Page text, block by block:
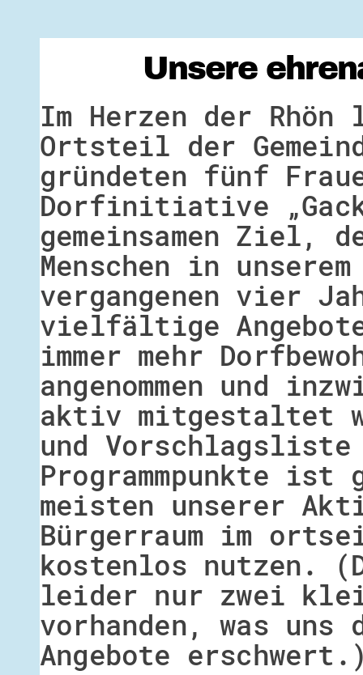
Unsere
Im Herzen der
Ortsteil der
gründeten fünf
Dorfinitiative
gemeinsamen Ziel,
Menschen in
vergangenen vier
vielfältige
immer mehr
angenommen und
aktiv mitgestaltet
und
Programmpunkte
meisten unserer
Bürgerraum im
kostenlos nutzen.
leider nur zwei
vorhanden, was uns
Angebote